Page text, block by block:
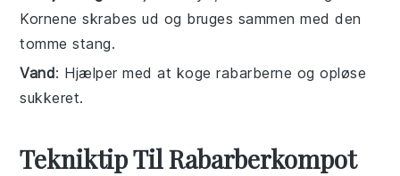
Kornene skrabes ud og bruges sammen med den
tomme stang.
Vand: Hjælper med at koge rabarberne og opløse
sukkeret.
Tekniktip Til Rabarberkompot